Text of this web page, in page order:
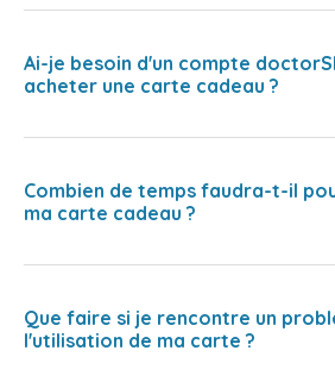
Ai-je besoin d'un compte
acheter une carte cadeau ?
Combien de temps faudra-t-il
ma carte cadeau ?
Que faire si je rencontre un
l'utilisation de ma carte ?